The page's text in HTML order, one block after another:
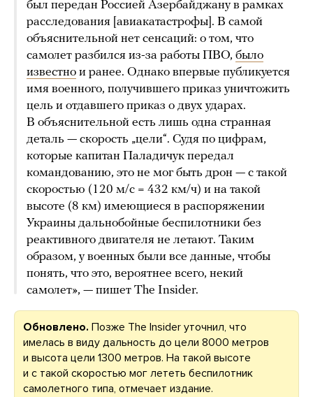
был передан Россией Азербайджану в рамках
расследования [авиакатастрофы]. В самой
объяснительной нет сенсаций: о том, что
самолет разбился из-за работы ПВО, было
известно и ранее. Однако впервые публикуется
имя военного, получившего приказ уничтожить
цель и отдавшего приказ о двух ударах.
В объяснительной есть лишь одна странная
деталь — скорость „цели“. Судя по цифрам,
которые капитан Паладичук передал
командованию, это не мог быть дрон — с такой
скоростью (120 м/с = 432 км/ч) и на такой
высоте (8 км) имеющиеся в распоряжении
Украины дальнобойные беспилотники без
реактивного двигателя не летают. Таким
образом, у военных были все данные, чтобы
понять, что это, вероятнее всего, некий
самолет», — пишет The Insider.
Обновлено. Позже The Insider уточнил, что
имелась в виду дальность до цели 8000 метров
и высота цели 1300 метров. На такой высоте
и с такой скоростью мог лететь беспилотник
самолетного типа, отмечает издание.